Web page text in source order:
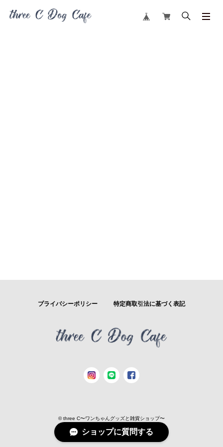
プライバシーポリシー 特定商取引法に基づく表記
© three C〜ワンちゃんグッズと雑貨ショップ〜
ショップに質問する